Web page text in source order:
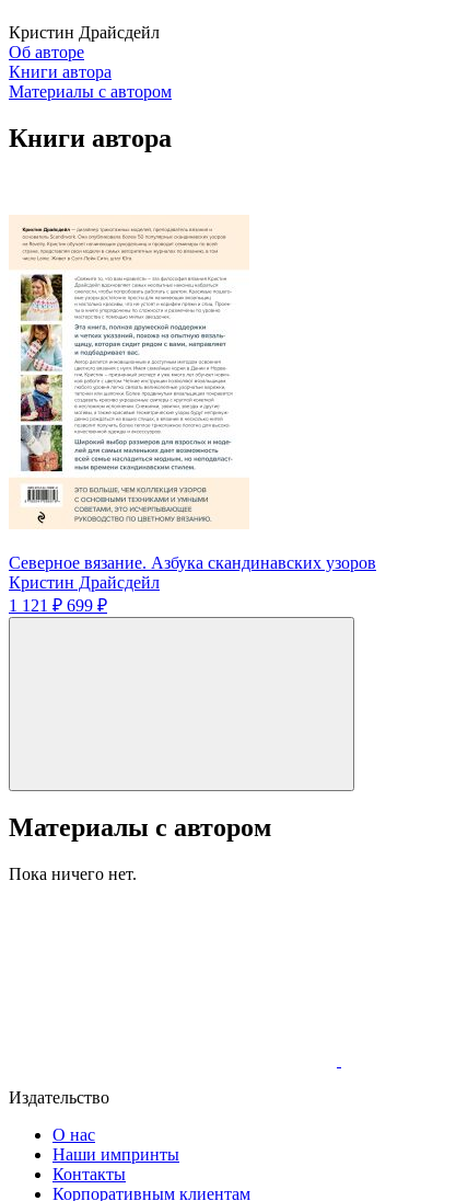
Кристин Драйсдейл
Об авторе
Книги автора
Материалы с автором
Книги автора
Северное вязание. Азбука скандинавских узоров
Кристин Драйсдейл
1 121 ₽ 699 ₽
Материалы с автором
Пока ничего нет.
Издательство
О нас
Наши импринты
Контакты
Корпоративным клиентам